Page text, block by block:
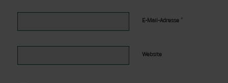
E-Mail-Adresse *
Website